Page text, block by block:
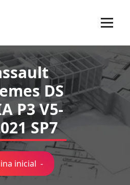
DS
P3 V5-
SP7
inicial -